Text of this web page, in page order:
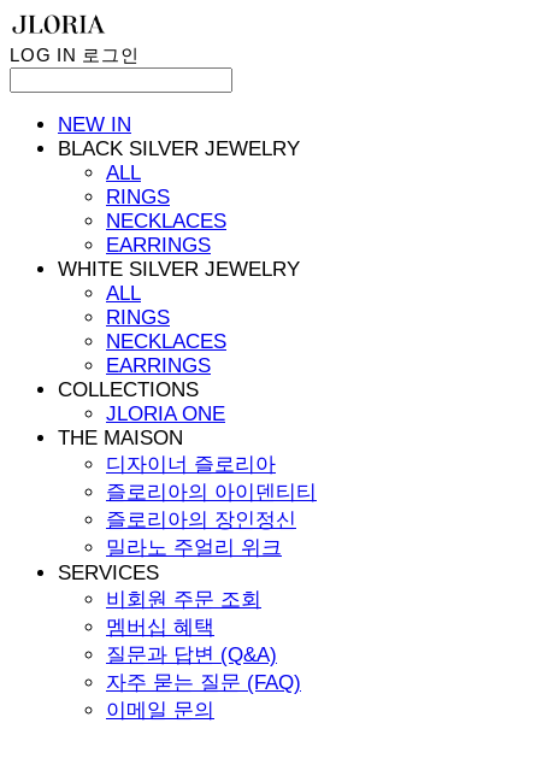
LOG IN 로그인
NEW IN
BLACK SILVER JEWELRY
ALL
RINGS
NECKLACES
EARRINGS
WHITE SILVER JEWELRY
ALL
RINGS
NECKLACES
EARRINGS
COLLECTIONS
JLORIA ONE
THE MAISON
디자이너 즐로리아
즐로리아의 아이덴티티
즐로리아의 장인정신
밀라노 주얼리 위크
SERVICES
비회원 주문 조회
멤버십 혜택
질문과 답변 (Q&A)
자주 묻는 질문 (FAQ)
이메일 문의